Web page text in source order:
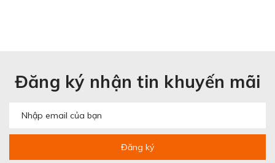
Đăng ký nhận tin khuyến mãi
Đăng ký